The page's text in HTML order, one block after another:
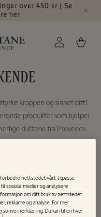
over 450 kr | Se
her
Logg
inn
Handlekurv
kroppen og sinnet ditt!
produkter som hjelper
duftene fra Provence.
nettstedet vårt, tilpasse
sosiale medier og analysere
om ditt bruk av nettstedet
reklame og analyse. For mer
Du kan til en hver